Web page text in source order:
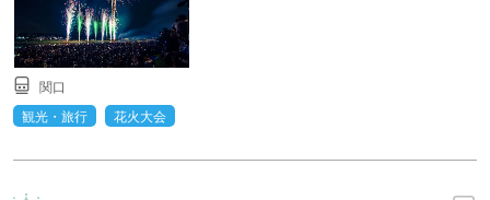
関口
観光・旅行
花火大会